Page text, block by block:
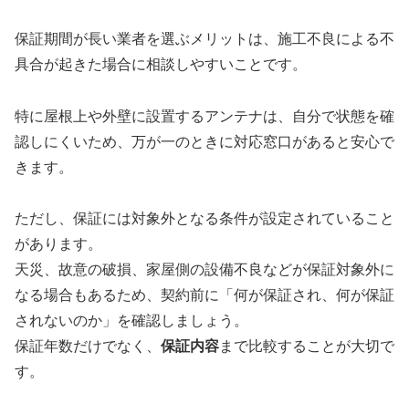
保証期間が長い業者を選ぶメリットは、施工不良による不
具合が起きた場合に相談しやすいことです。
特に屋根上や外壁に設置するアンテナは、自分で状態を確
認しにくいため、万が一のときに対応窓口があると安心で
きます。
ただし、保証には対象外となる条件が設定されていること
があります。
天災、故意の破損、家屋側の設備不良などが保証対象外に
なる場合もあるため、契約前に「何が保証され、何が保証
されないのか」を確認しましょう。
保証年数だけでなく、 保証内容まで比較することが大切で
す。